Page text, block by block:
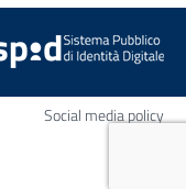
Social media policy